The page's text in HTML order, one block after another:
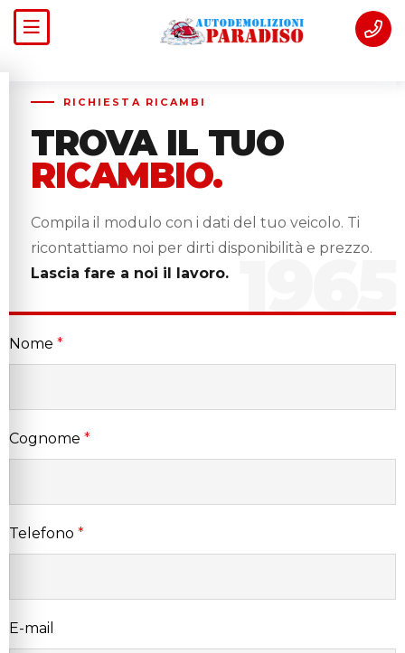
RICHIESTA RICAMBI
TROVA IL TUO
RICAMBIO.
Compila il modulo con i dati del tuo veicolo. Ti
ricontattiamo noi per dirti disponibilità e prezzo.
Lascia fare a noi il lavoro.
Nome *
Cognome *
Telefono *
E-mail